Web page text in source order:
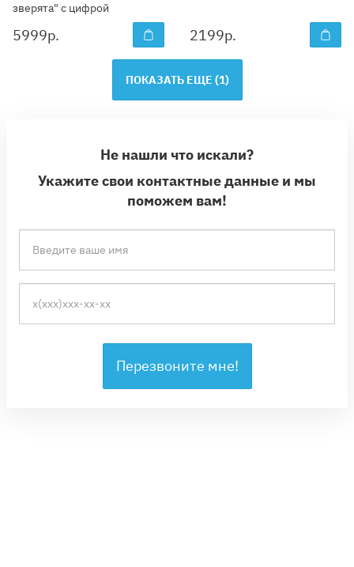
зверята" с цифрой
5999р. 2199р.
ПОКАЗАТЬ ЕЩЕ (1)
Не нашли что искали?
Укажите свои контактные данные и мы
поможем вам!
Перезвоните мне!